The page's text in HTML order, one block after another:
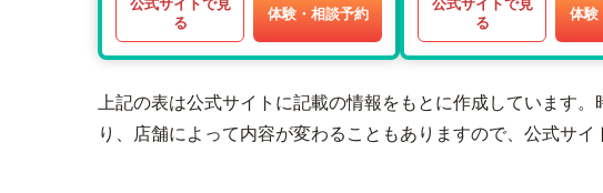
公式サイトで見
る
体験・相談予約
公式サイトで見
る
体験
上記の表は公式サイトに記載の情報をもとに作成しています
り、店舗によって内容が変わることもありますので、公式サイ